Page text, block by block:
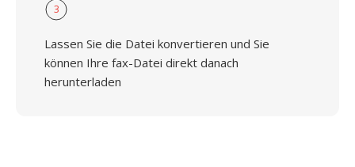
3
Lassen Sie die Datei konvertieren und Sie
können Ihre fax-Datei direkt danach
herunterladen